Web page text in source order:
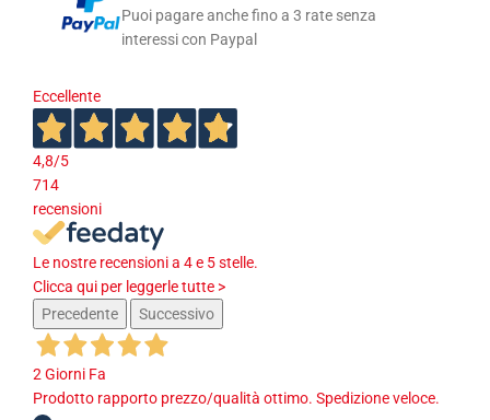
Puoi pagare anche fino a 3 rate senza
interessi con Paypal
Eccellente
4,8/5
714
recensioni
Le nostre recensioni a 4 e 5 stelle.
Clicca qui per leggerle tutte >
Precedente
Successivo
2 Giorni Fa
Prodotto rapporto prezzo/qualità ottimo. Spedizione veloce.